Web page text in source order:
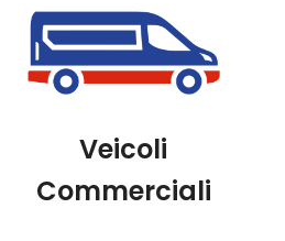
Veicoli
Commerciali